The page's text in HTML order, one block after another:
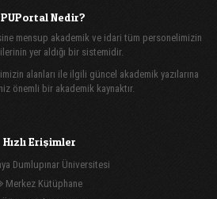
Nedir?
mensup akademik ve idari tüm personelimizin
yer aldığı bir sistemidir.
alanları ile ilgili güncel akademik yazılarına
önemli bir akademik kaynaktır.
Hızlı Erişimler
Dumlupınar Üniversitesi
Merkez Kütüphane